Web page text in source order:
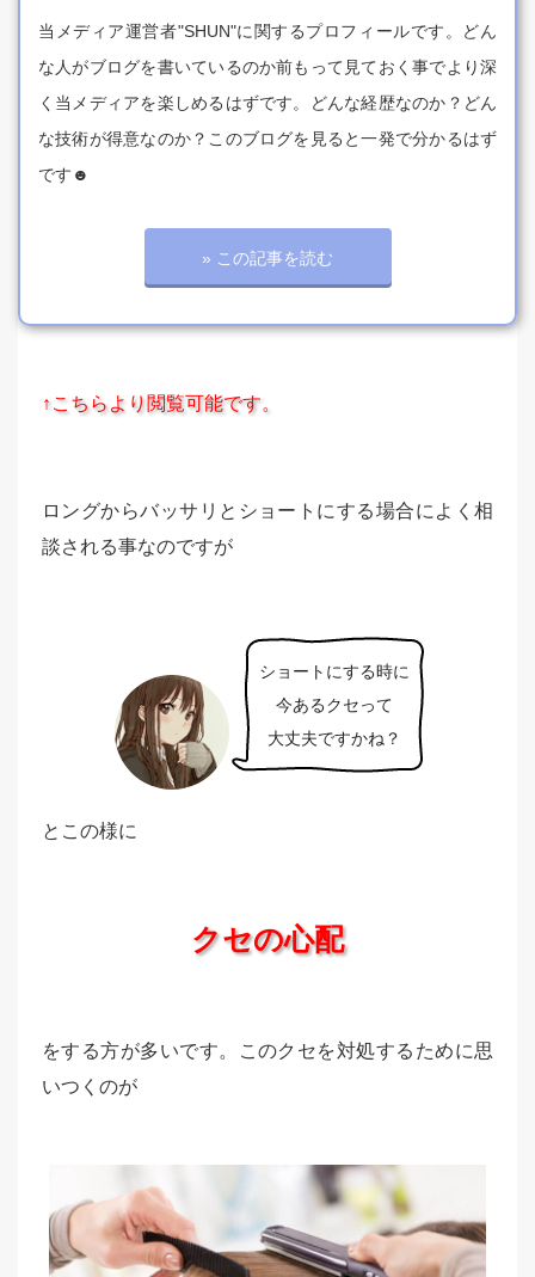
当メディア運営者"SHUN"に関するプロフィールです。どん
な人がブログを書いているのか前もって見ておく事でより深
く当メディアを楽しめるはずです。どんな経歴なのか？どん
な技術が得意なのか？このブログを見ると一発で分かるはず
です☻
» この記事を読む
↑こちらより閲覧可能です。
ロングからバッサリとショートにする場合によく相
談される事なのですが
ショートにする時に
今あるクセって
大丈夫ですかね？
とこの様に
クセの心配
をする方が多いです。このクセを対処するために思
いつくのが